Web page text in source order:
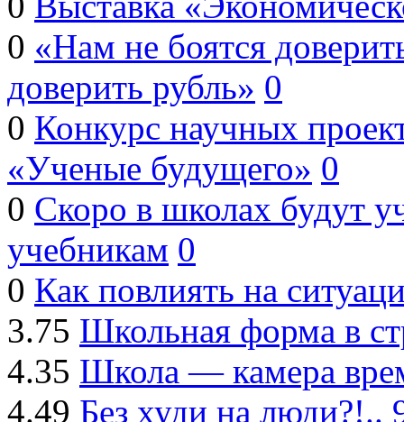
0 «Нам не боятся
доверить рубль» 0
0 Конкурс научных
«Ученые будущего» 0
0 Скоро в школах будут
учебникам 0
0 Как повлиять на
3.75 Школьная форма в
4.35 Школа — камера
4.49 Без худи на люди?!..